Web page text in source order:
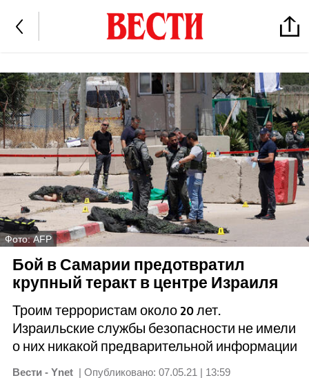
Фото: AFP
Бой в Самарии предотвратил
крупный теракт в центре Израиля
Троим террористам около 20 лет.
Израильские службы безопасности не имели
о них никакой предварительной информации
Вести - Ynet | Опубликовано: 07.05.21 | 13:59